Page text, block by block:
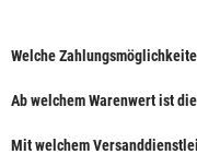
Welche
Ab welchem Warenwert ist
Mit welchem